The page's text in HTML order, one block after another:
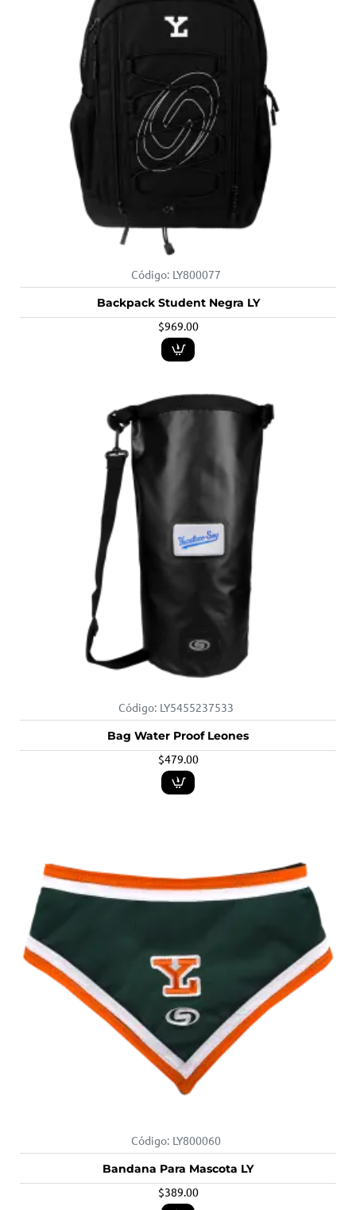
Código: LY800077
Backpack Student Negra LY
$969.00
Código: LY5455237533
Bag Water Proof Leones
$479.00
Código: LY800060
Bandana Para Mascota LY
$389.00